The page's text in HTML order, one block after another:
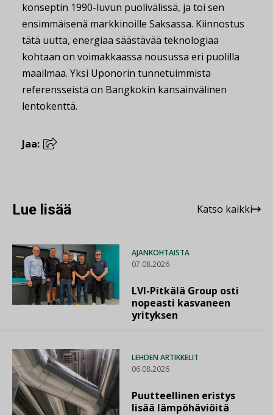
konseptin 1990-luvun puolivälissä, ja toi sen
ensimmäisenä markkinoille Saksassa. Kiinnostus
tätä uutta, energiaa säästävää teknologiaa
kohtaan on voimakkaassa nousussa eri puolilla
maailmaa. Yksi Uponorin tunnetuimmista
referensseistä on Bangkokin kansainvälinen
lentokenttä.
Jaa:
Lue lisää Katso kaikki
AJANKOHTAISTA
07.08.2026
LVI-Pitkälä Group osti
nopeasti kasvaneen
yrityksen
LEHDEN ARTIKKELIT
06.08.2026
Puutteellinen eristys
lisää lämpöhäviöitä